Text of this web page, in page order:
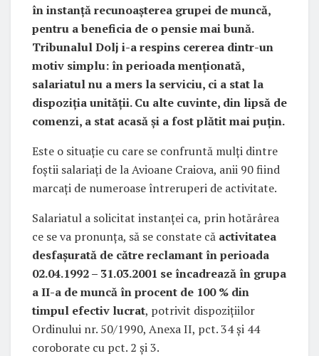
în instanță recunoașterea grupei de muncă,
pentru a beneficia de o pensie mai bună.
Tribunalul Dolj i-a respins cererea dintr-un
motiv simplu: în perioada menționată,
salariatul nu a mers la serviciu, ci a stat la
dispoziția unității. Cu alte cuvinte, din lipsă de
comenzi, a stat acasă și a fost plătit mai puțin.
Este o situație cu care se confruntă mulți dintre
foștii salariați de la Avioane Craiova, anii 90 fiind
marcați de numeroase întreruperi de activitate.
Salariatul a solicitat instanţei ca, prin hotărârea
ce se va pronunţa, să se constate că activitatea
desfaşurată de către reclamant în perioada
02.04.1992 – 31.03.2001 se încadrează în grupa
a II-a de muncă în procent de 100 % din
timpul efectiv lucrat, potrivit dispoziţiilor
Ordinului nr. 50/1990, Anexa II, pct. 34 şi 44
coroborate cu pct. 2 şi 3.